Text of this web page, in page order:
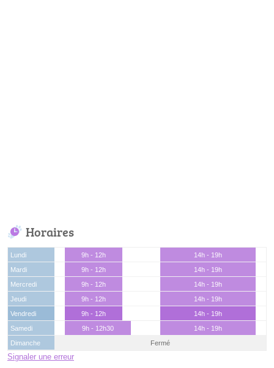
Horaires
Lundi 9h - 12h
14h - 19h
Mardi
9h - 12h
14h - 19h
Mercredi
9h - 12h
14h - 19h
Jeudi
9h - 12h
14h - 19h
Vendredi
9h - 12h
14h - 19h
Samedi
9h - 12h30
14h - 19h
Dimanche
Fermé
Signaler une erreur